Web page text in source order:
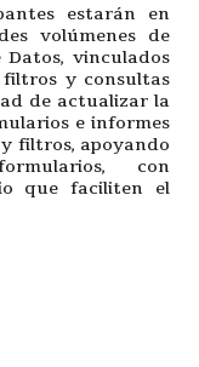
estarán en
volúmenes de
vinculados
y consultas
de actualizar la
e informes
filtros, apoyando
con
que faciliten el